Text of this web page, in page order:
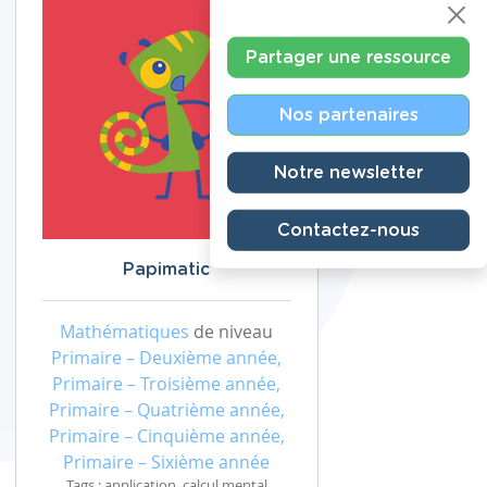
Papimatic
Mathématiques de niveau
Primaire – Deuxième année,
Primaire – Troisième année,
Primaire – Quatrième année,
Primaire – Cinquième année,
Primaire – Sixième année
Partager une ressource
Nos partenaires
Notre newsletter
Contactez-nous